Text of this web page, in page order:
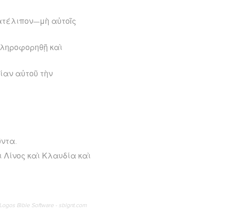
αὐτοῖς
καὶ
αὐτοῦ τὴν
καὶ Κλαυδία καὶ
Bible Software - sblgnt.com